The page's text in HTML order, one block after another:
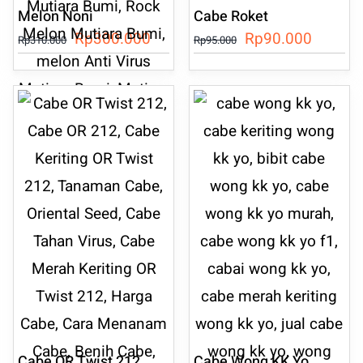
Melon Noni
Rp310.000 Harga
aslinya
adalah:
Rp310.000.
Rp300.000Harga
saat
ini
Rp300.000.
Cabe Roket
Rp95.000 Harga
aslinya
adalah:
Rp95.000.
Rp90.000
saat
ini